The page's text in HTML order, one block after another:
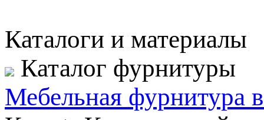
Каталоги и материалы
Каталог фурнитуры
Мебельная фурнитура